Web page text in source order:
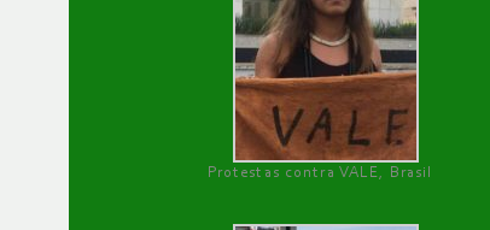
Protestas contra VALE, Brasil